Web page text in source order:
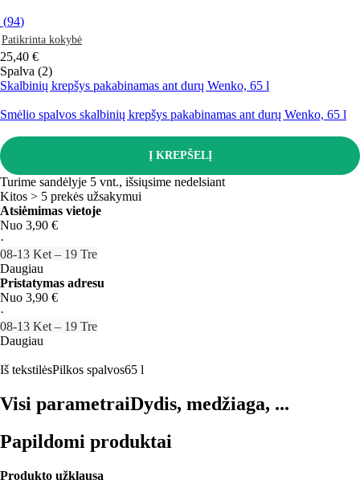
(94)
Patikrinta kokybė
25,40 €
Spalva (2)
Skalbinių krepšys pakabinamas ant durų Wenko, 65 l
Smėlio spalvos skalbinių krepšys pakabinamas ant durų Wenko, 65 l
Į KREPŠELĮ
Turime sandėlyje 5 vnt., išsiųsime nedelsiant
Kitos > 5 prekės užsakymui
Atsiėmimas vietoje
Nuo 3,90 €
·
08‑13 Ket – 19 Tre
Daugiau
Pristatymas adresu
Nuo 3,90 €
·
08‑13 Ket – 19 Tre
Daugiau
Iš tekstilėsPilkos spalvos65 l
Visi parametraiDydis, medžiaga, ...
Papildomi produktai
Produkto užklausa